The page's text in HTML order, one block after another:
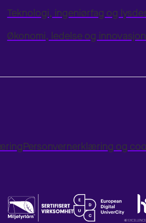
Teknologi, ingeniørfag og
Økonomi, ledelse og innovasjon
Personvernerklæring og